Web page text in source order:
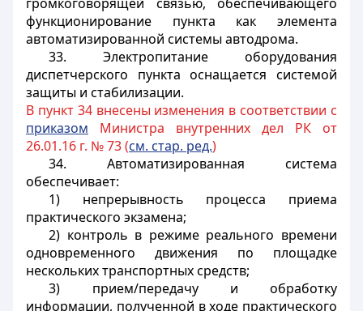
функционирование пункта как элемента
автоматизированной системы автодрома.
33. Электропитание оборудования
диспетчерского пункта оснащается системой
защиты и стабилизации.
В пункт 34 внесены изменения в соответствии с
приказом Министра внутренних дел РК от
26.01.16 г. № 73 (см. стар. ред.)
34. Автоматизированная система
обеспечивает:
1) непрерывность процесса приема
практического экзамена;
2) контроль в режиме реального времени
одновременного движения по площадке
нескольких транспортных средств;
3) прием/передачу и обработку
информации, полученной в ходе практического